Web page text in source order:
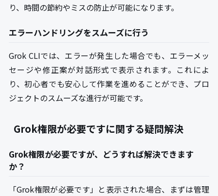
り、時間の節約やミスの防止が可能になります。
エラーハンドリングをスムーズに行う
Grok CLIでは、エラーが発生した場合でも、エラーメッ
セージや修正案が対話形式で表示されます。これによ
り、初心者でも安心して作業を進めることができ、プロ
ジェクトのスムーズな進行が可能です。
Grok権限が必要ですに関する疑問解決
Grok権限が必要ですが、どうすれば解決できます
か？
「Grok権限が必要です」と表示された場合、まずは管理